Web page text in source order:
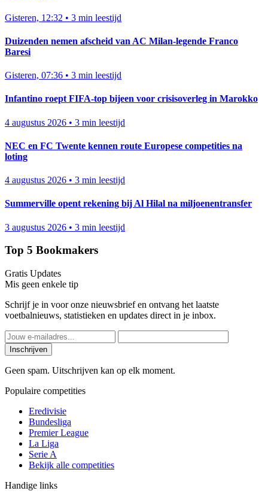
Gisteren, 12:32 • 3 min leestijd
Duizenden nemen afscheid van AC Milan-legende Franco
Baresi
Gisteren, 07:36 • 3 min leestijd
Infantino roept FIFA-top bijeen voor crisisoverleg in Marokko
4 augustus 2026 • 3 min leestijd
NEC en FC Twente kennen route Europese competities na
loting
4 augustus 2026 • 3 min leestijd
Summerville opent rekening bij Al Hilal na miljoenentransfer
3 augustus 2026 • 3 min leestijd
Top 5 Bookmakers
Gratis Updates
Mis geen enkele tip
Schrijf je in voor onze nieuwsbrief en ontvang het laatste
voetbalnieuws, statistieken en updates direct in je inbox.
Inschrijven
Geen spam. Uitschrijven kan op elk moment.
Populaire competities
Eredivisie
Bundesliga
Premier League
La Liga
Serie A
Bekijk alle competities
Handige links